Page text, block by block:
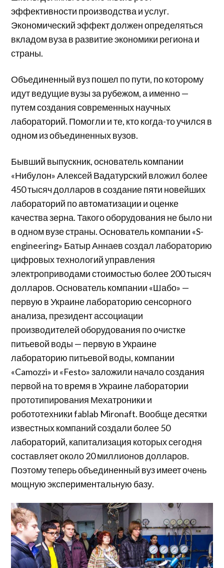
эффективности производства и услуг.
Экономический эффект должен определяться
вкладом вуза в развитие экономики региона и
страны.
Объединенный вуз пошел по пути, по которому
идут ведущие вузы за рубежом, а именно —
путем создания современных научных
лабораторий. Помогли и те, кто когда-то учился в
одном из объединенных вузов.
Бывший выпускник, основатель компании
«Нибулон» Алексей Вадатурский вложил более
450 тысяч долларов в создание пяти новейших
лабораторий по автоматизации и оценке
качества зерна. Такого оборудования не было ни
в одном вузе страны. Основатель компании «S-
engineering» Батыр Аннаев создал лабораторию
цифровых технологий управления
электроприводами стоимостью более 200 тысяч
долларов. Основатель компании «Шабо» —
первую в Украине лабораторию сенсорного
анализа, президент ассоциации
производителей оборудования по очистке
питьевой воды — первую в Украине
лабораторию питьевой воды, компании
«Camozzi» и «Festo» заложили начало создания
первой на то время в Украине лаборатории
прототипирования Мехатроники и
робототехники fablab Mironaft. Вообще десятки
известных компаний создали более 50
лабораторий, капитализация которых сегодня
составляет около 20 миллионов долларов.
Поэтому теперь объединенный вуз имеет очень
мощную экспериментальную базу.